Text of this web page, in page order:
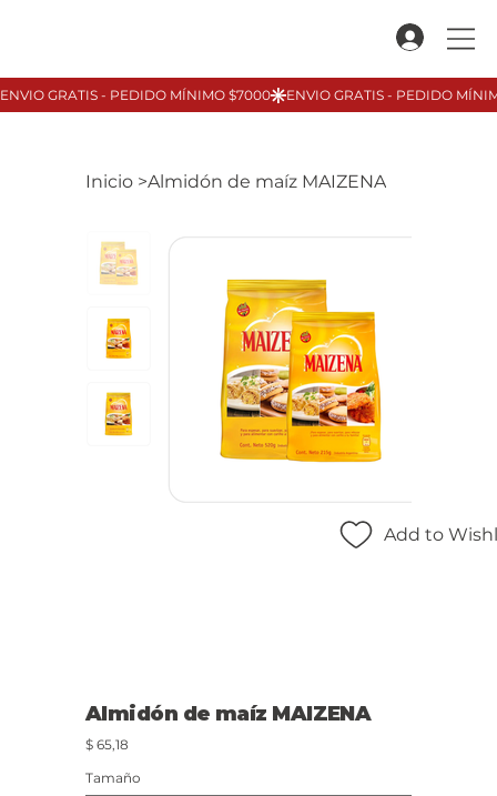
Inicio >Almidón de maíz MAIZENA
Almidón de maíz MAIZENA
Precio
$ 65,18
Tamaño
Add to